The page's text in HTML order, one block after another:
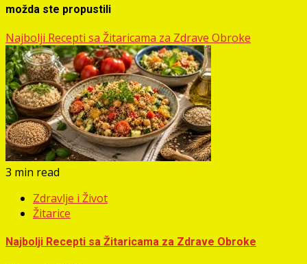
možda ste propustili
Najbolji Recepti sa Žitaricama za Zdrave Obroke
3 min read
Zdravlje i Život
Žitarice
Najbolji Recepti sa Žitaricama za Zdrave Obroke